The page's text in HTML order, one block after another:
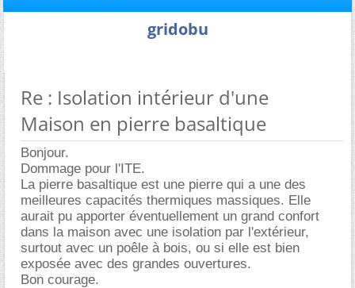
gridobu
Re : Isolation intérieur d'une
Maison en pierre basaltique
Bonjour.
Dommage pour l'ITE.
La pierre basaltique est une pierre qui a une des
meilleures capacités thermiques massiques. Elle
aurait pu apporter éventuellement un grand confort
dans la maison avec une isolation par l'extérieur,
surtout avec un poêle à bois, ou si elle est bien
exposée avec des grandes ouvertures.
Bon courage.